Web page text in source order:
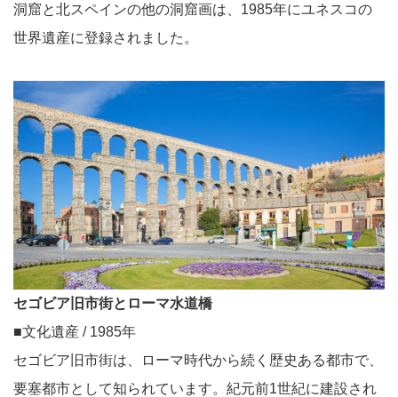
洞窟と北スペインの他の洞窟画は、1985年にユネスコの
世界遺産に登録されました。
セゴビア旧市街とローマ水道橋
■文化遺産 / 1985年
セゴビア旧市街は、ローマ時代から続く歴史ある都市で、
要塞都市として知られています。紀元前1世紀に建設され